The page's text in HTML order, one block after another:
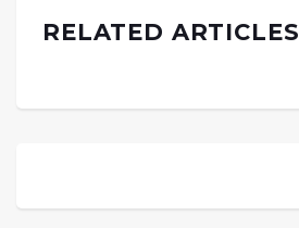
RELATED ARTICLES